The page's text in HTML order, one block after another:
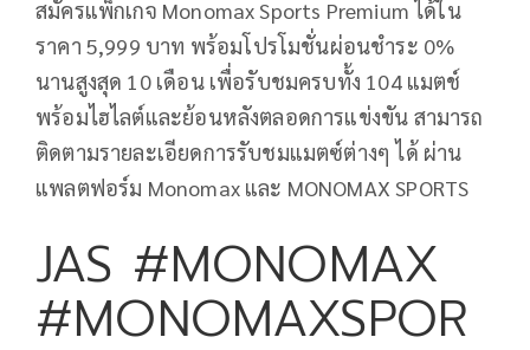
สมัครแพ็กเกจ Monomax Sports Premium ได้ใน
ราคา 5,999 บาท พร้อมโปรโมชั่นผ่อนชำระ 0%
นานสูงสุด 10 เดือน เพื่อรับชมครบทั้ง 104 แมตช์
พร้อมไฮไลต์และย้อนหลังตลอดการแข่งขัน สามารถ
ติดตามรายละเอียดการรับชมแมตซ์ต่างๆ ได้ ผ่าน
แพลตฟอร์ม Monomax และ MONOMAX SPORTS
JAS #MONOMAX
#MONOMAXSPOR